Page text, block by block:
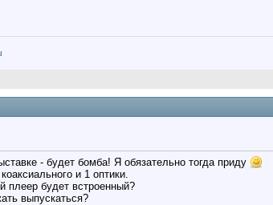
- будет бомба! Я обязательно тогда приду
и 1 оптики.
будет встроенный?
выпускаться?